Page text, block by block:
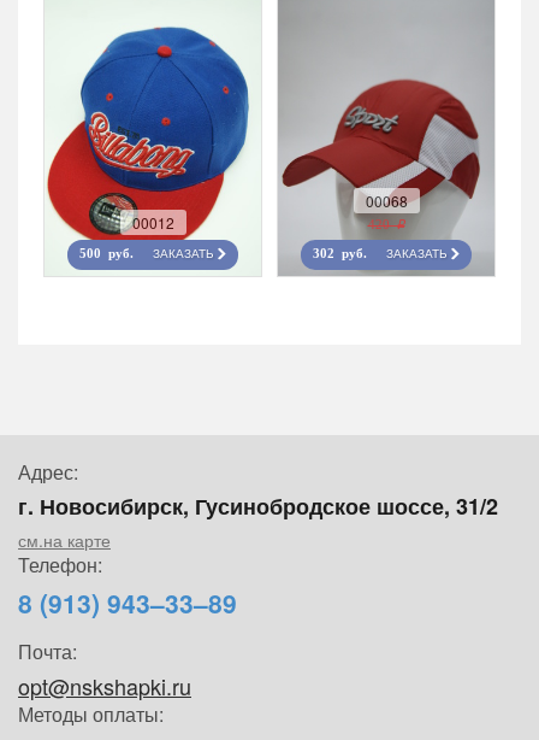
00012
500 руб. ЗАКАЗАТЬ
00068
420 r
302 руб. ЗАКАЗАТЬ
Адрес:
г. Новосибирск, Гусинобродское шоссе, 31/2
см.на карте
Телефон:
8 (913) 943–33–89
Почта:
opt@nskshapki.ru
Методы оплаты: